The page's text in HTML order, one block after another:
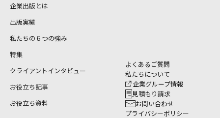
企業出版とは
出版実績
私たちの６つの強み
特集
クライアントインタビュー
お役立ち記事
お役立ち資料
よくあるご質問
私たちについて
企業グループ情報
見積もり請求
お問い合わせ
プライバシーポリシー